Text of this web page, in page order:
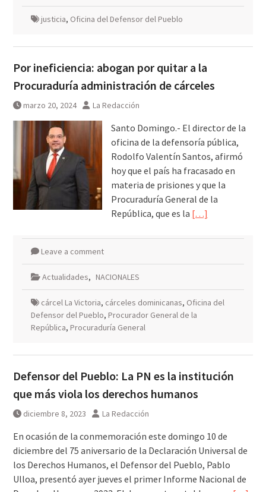
justicia, Oficina del Defensor del Pueblo
Por ineficiencia: abogan por quitar a la
Procuraduría administración de cárceles
marzo 20, 2024 La Redacción
Santo Domingo.- El director de la
oficina de la defensoría pública,
Rodolfo Valentín Santos, afirmó
hoy que el país ha fracasado en
materia de prisiones y que la
Procuraduría General de la
República, que es la […]
Leave a comment
Actualidades, NACIONALES
cárcel La Victoria, cárceles dominicanas, Oficina del
Defensor del Pueblo, Procurador General de la
República, Procuraduría General
Defensor del Pueblo: La PN es la institución
que más viola los derechos humanos
diciembre 8, 2023 La Redacción
En ocasión de la conmemoración este domingo 10 de
diciembre del 75 aniversario de la Declaración Universal de
los Derechos Humanos, el Defensor del Pueblo, Pablo
Ulloa, presentó ayer jueves el primer Informe Nacional de